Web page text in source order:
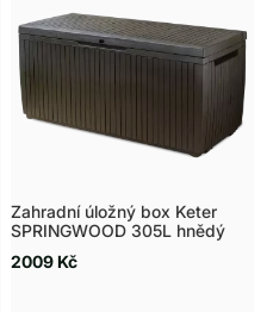
Zahradní úložný box Keter
SPRINGWOOD 305L hnědý
2009 Kč